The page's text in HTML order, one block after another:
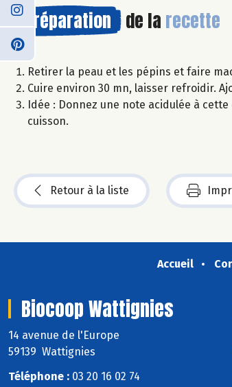
Préparation de la recette
Retirer la peau et les pépins et faire
Cuire environ 30 mn, laisser refroidir.
Idée : Donnez une note acidulée à
cuisson.
Retour à la liste
Accueil
Biocoop Wattignies
14 avenue de l'Europe
59139 Wattignies
Téléphone : 03 20 16 02 74